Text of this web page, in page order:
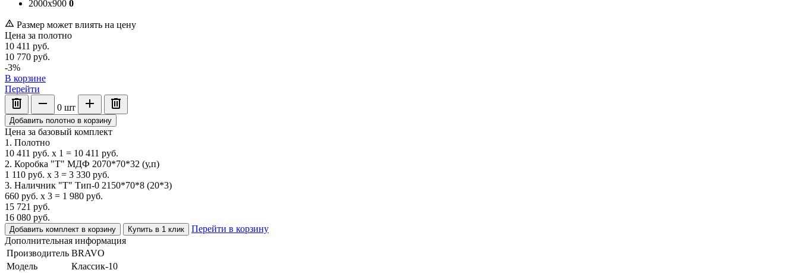
2000x900 0
Размер может влиять на цену
Цена за полотно
10 411 руб.
10 770 руб.
-3%
В корзине
Перейти
0 шт
Добавить полотно в корзину
Цена за базовый комплект
1. Полотно
10 411 руб. x 1 = 10 411 руб.
2. Коробка "Т" МДФ 2070*70*32 (у,п)
1 110 руб. x 3 = 3 330 руб.
3. Наличник "Т" Тип-0 2150*70*8 (20*3)
660 руб. x 3 = 1 980 руб.
15 721 руб.
16 080 руб.
Добавить комплект в корзину Купить в 1 клик
Перейти в корзину
Дополнительная информация
Производитель BRAVO
Модель
Классик-10